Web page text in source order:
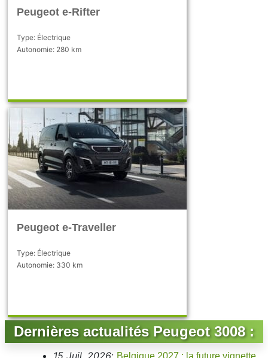
Peugeot e-Rifter
Type: Électrique
Autonomie: 280 km
Peugeot e-Traveller
Type: Électrique
Autonomie: 330 km
Dernières actualités Peugeot 3008 :
15 Juil. 2026: Belgique 2027 : la future vignette